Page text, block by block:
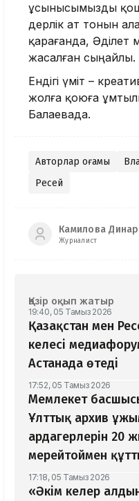
ұсынысымызды
дерлік ат тонын
қарағанда, Әділет
жасалған сыңайлы.
Ендігі үміт –
жолға қоюға
Балаевада.
Авторлар қоғамы
Ресей
Камилова Динар
Журналист
Қазір оқып жатыр
19:40, 05 Тамыз 2026
Қазақстан мен
келесі
Астанада өтеді
17:52, 05 Тамыз 2026
Мемлекет
Ұлттық архив
ардагерлерін 20
мерейтоймен
17:18, 05 Тамыз 2026
«Әкім келер